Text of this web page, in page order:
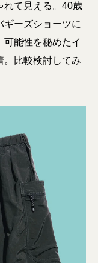
れて見える。40歳
ギーズショーツに
能性を秘めたイ
。比較検討してみ